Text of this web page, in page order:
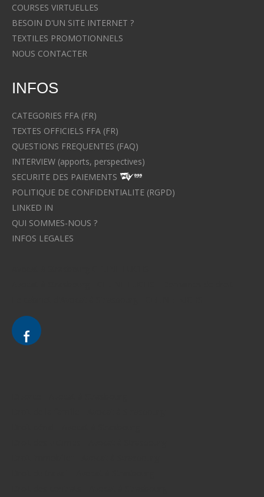
COURSES VIRTUELLES
BESOIN D'UN SITE INTERNET ?
TEXTILES PROMOTIONNELS
NOUS CONTACTER
INFOS
CATEGORIES FFA (FR)
TEXTES OFFICIELS FFA (FR)
QUESTIONS FREQUENTES (FAQ)
INTERVIEW (apports, perspectives)
SECURITE DES PAIEMENTS
POLITIQUE DE CONFIDENTIALITE (RGPD)
LINKED IN
QUI SOMMES-NOUS ?
INFOS LEGALES